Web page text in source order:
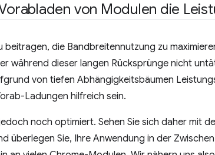
von Modulen die
beitragen, die Bandbreitennutzung zu
während dieser langen Rücksprünge nicht
von tiefen Abhängigkeitsbäumen
Ladungen hilfreich sein.
noch optimiert. Sehen Sie sich daher mit
überlegen Sie, Ihre Anwendung in der